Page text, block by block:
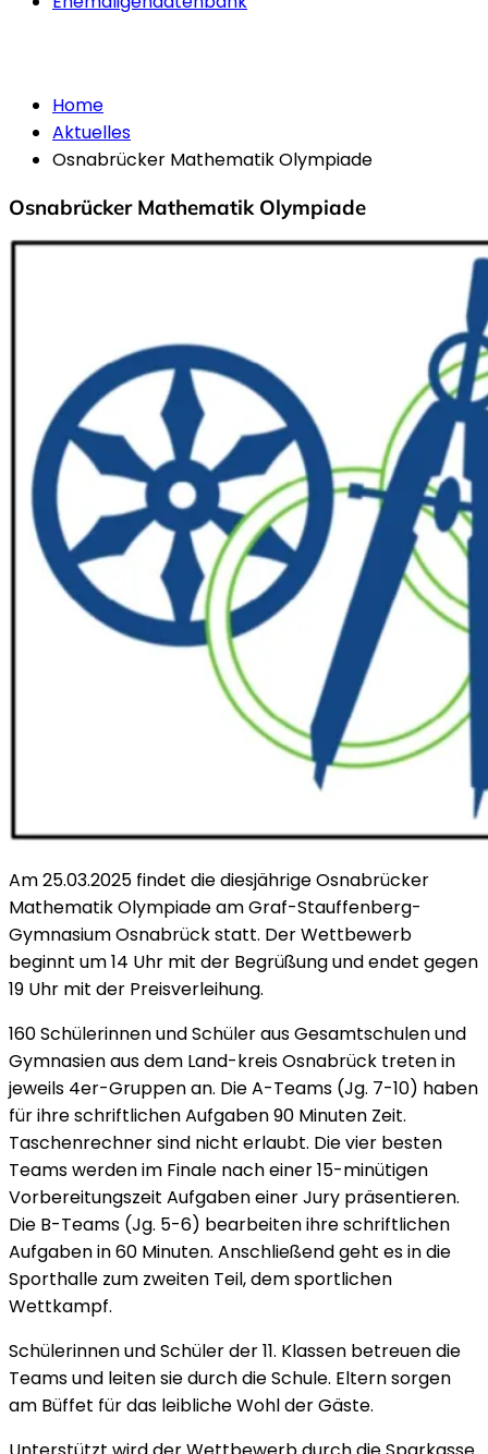
Home
Aktuelles
Osnabrücker Mathematik Olympiade
Osnabrücker Mathematik Olympiade
Am 25.03.2025 findet die diesjährige Osnabrücker
Mathematik Olympiade am Graf-Stauffenberg-
Gymnasium Osnabrück statt. Der Wettbewerb
beginnt um 14 Uhr mit der Begrüßung und endet gegen
19 Uhr mit der Preisverleihung.
160 Schülerinnen und Schüler aus Gesamtschulen und
Gymnasien aus dem Land-kreis Osnabrück treten in
jeweils 4er-Gruppen an. Die A-Teams (Jg. 7-10) haben
für ihre schriftlichen Aufgaben 90 Minuten Zeit.
Taschenrechner sind nicht erlaubt. Die vier besten
Teams werden im Finale nach einer 15-minütigen
Vorbereitungszeit Aufgaben einer Jury präsentieren.
Die B-Teams (Jg. 5-6) bearbeiten ihre schriftlichen
Aufgaben in 60 Minuten. Anschließend geht es in die
Sporthalle zum zweiten Teil, dem sportlichen
Wettkampf.
Schülerinnen und Schüler der 11. Klassen betreuen die
Teams und leiten sie durch die Schule. Eltern sorgen
am Büffet für das leibliche Wohl der Gäste.